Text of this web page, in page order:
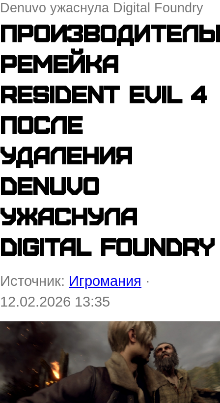
Denuvo ужаснула Digital Foundry
ремейка
Resident Evil 4
после
удаления
Denuvo
ужаснула
Digital Foundry
Источник: Игромания ·
12.02.2026 13:35